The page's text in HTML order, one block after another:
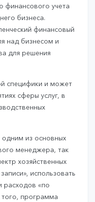
финансового учета
бизнеса.
финансовый
над бизнесом и
для решения
специфики и может
сферы услуг, в
из основных
менеджера, так
хозяйственных
использовать
расходов «по
того, программа